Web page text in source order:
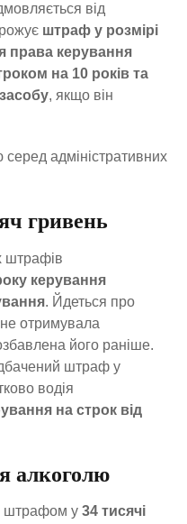
від
штраф у розмірі
права керування
на 10 років та
, якщо він
адміністративних
гривень
штрафів
керування
. Йдеться про
отримувала
його раніше.
штраф у
водія
на строк від
алкоголю
штрафом у 34 тисячі